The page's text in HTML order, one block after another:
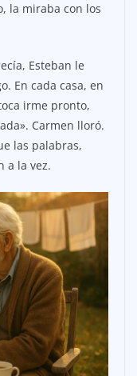
la miraba con los
Esteban le
En cada casa, en
irme pronto,
Carmen lloró.
las palabras,
a la vez.